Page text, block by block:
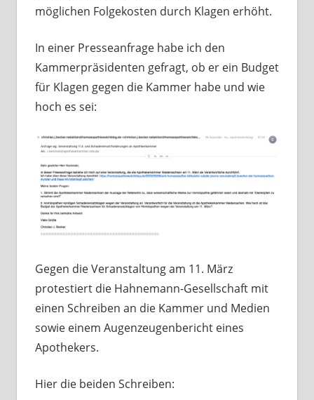
möglichen Folgekosten durch Klagen erhöht.
In einer Presseanfrage habe ich den
Kammerpräsidenten gefragt, ob er ein Budget
für Klagen gegen die Kammer habe und wie
hoch es sei:
Gegen die Veranstaltung am 11. März
protestiert die Hahnemann-Gesellschaft mit
einen Schreiben an die Kammer und Medien
sowie einem Augenzeugenbericht eines
Apothekers.
Hier die beiden Schreiben: